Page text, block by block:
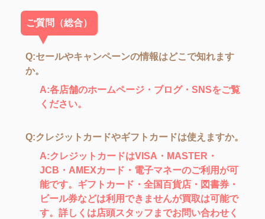
ご質問（総合）
Q:セールやキャンペーンの情報はどこで知れます
か。
A:各店舗のホームページ・ブログ・SNSをご覧
ください。
Q:クレジットカードやギフトカードは使えますか。
A:クレジットカードはVISA・MASTER・
JCB・AMEXカード・電子マネーのご利用が可
能です。ギフトカード・全国百貨店・図書券・
ビール券などは利用できませんが買取は可能で
す。詳しくは店頭スタッフまでお問い合わせく